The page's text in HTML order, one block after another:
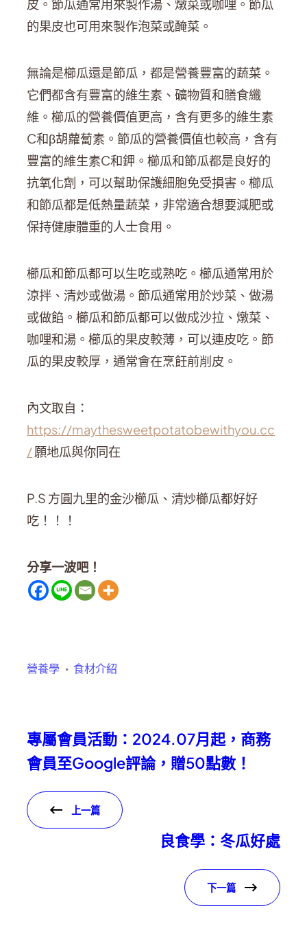
皮。節瓜通常用來製作湯、燉菜或咖哩。節瓜
的果皮也可用來製作泡菜或醃菜。
無論是櫛瓜還是節瓜，都是營養豐富的蔬菜。
它們都含有豐富的維生素、礦物質和膳食纖
維。櫛瓜的營養價值更高，含有更多的維生素
C和β胡蘿蔔素。節瓜的營養價值也較高，含有
豐富的維生素C和鉀。櫛瓜和節瓜都是良好的
抗氧化劑，可以幫助保護細胞免受損害。櫛瓜
和節瓜都是低熱量蔬菜，非常適合想要減肥或
保持健康體重的人士食用。
櫛瓜和節瓜都可以生吃或熟吃。櫛瓜通常用於
涼拌、清炒或做湯。節瓜通常用於炒菜、做湯
或做餡。櫛瓜和節瓜都可以做成沙拉、燉菜、
咖哩和湯。櫛瓜的果皮較薄，可以連皮吃。節
瓜的果皮較厚，通常會在烹飪前削皮。
內文取自：
https://maythesweetpotatobewithyou.cc
/願地瓜與你同在
P.S 方圓九里的金沙櫛瓜、清炒櫛瓜都好好
吃！！！
分享一波吧！
營養學 食材介紹
專屬會員活動：2024.07月起，商務
會員至Google評論，贈50點數！
上一篇
良食學：冬瓜好處
下一篇